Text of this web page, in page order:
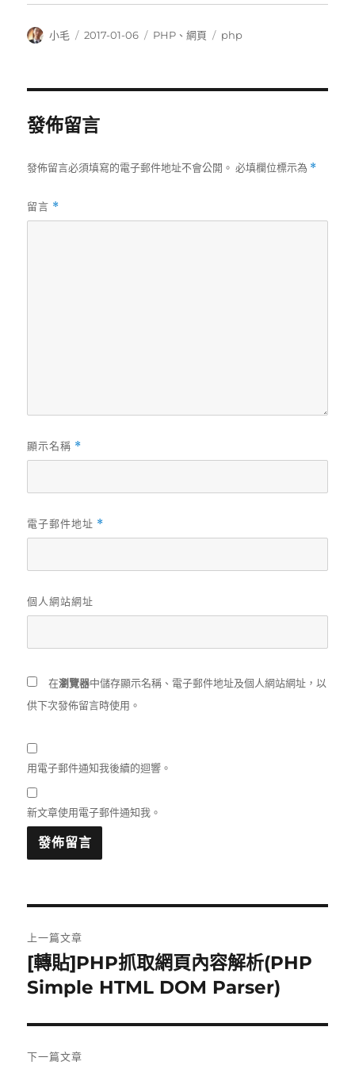
作
小毛
發
2017-01-06
分
PHP 、網頁
標
php
發佈留言
發佈留言必須填寫的電子郵件地址不會公開。 必填欄位標示為 *
留言 *
顯示名稱 *
電子郵件地址 *
個人網站網址
在瀏覽器中儲存顯示名稱、電子郵件地址及個人網站網址，以
供下次發佈留言時使用。
用電子郵件通知我後續的迴響。
新文章使用電子郵件通知我。
章
導
覽
上一篇文章
上
一
文
章:
[轉貼]PHP抓取網頁內容解析(PHP
Simple HTML DOM Parser)
下一篇文章